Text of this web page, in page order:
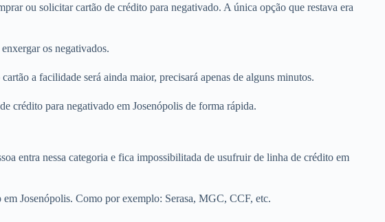
ou solicitar cartão de crédito para negativado. A única opção que restava era
os negativados.
a facilidade será ainda maior, precisará apenas de alguns minutos.
crédito para negativado em Josenópolis de forma rápida.
entra nessa categoria e fica impossibilitada de usufruir de linha de crédito em
Josenópolis. Como por exemplo: Serasa, MGC, CCF, etc.